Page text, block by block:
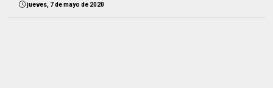
jueves, 7 de mayo de 2020